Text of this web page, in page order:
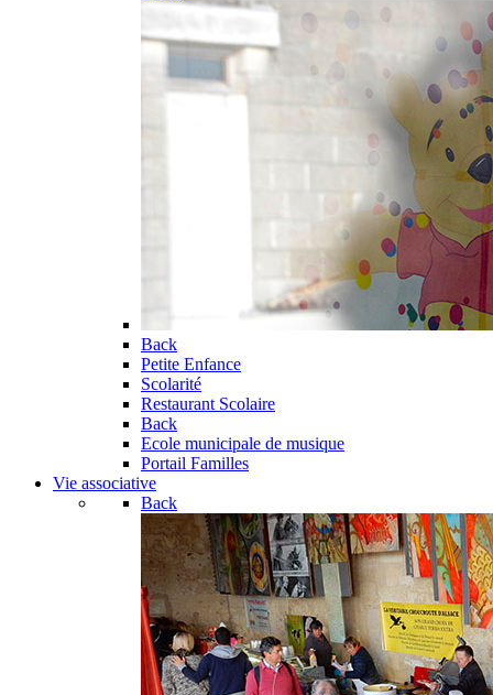
Back
Petite Enfance
Scolarité
Restaurant Scolaire
Back
Ecole municipale de musique
Portail Familles
Vie associative
Back